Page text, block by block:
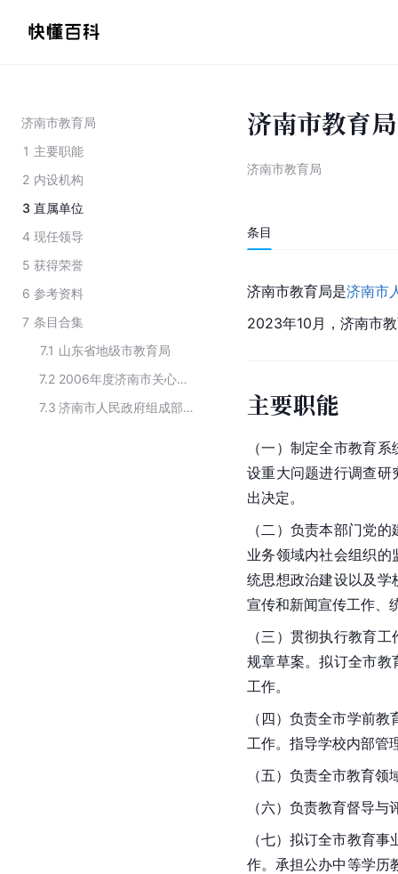
济南市教育局
1 主要职能
2 内设机构
3 直属单位
4 现任领导
5 获得荣誉
6 参考资料
7 条目合集
7.1 山东省地级市教育局
7.2
2006年度济南市关心国防建设“十佳单位”
7.3
济南市人民政府组成部门
济南市教育局
济南市教育局
条目
济南市教育局是济南市
2023年10月，济南市
主要职能
（一）制定全市教育
设重大问题进行调查研
出决定。
（二）负责本部门党的
业务领域内社会组织
统思想政治建设以及学
宣传和新闻宣传工作、
（三）贯彻执行教育
规章草案。拟订全市教
工作。
（四）负责全市学前
工作。指导学校内部管
（五）负责全市教育
（六）负责教育督导
（七）拟订全市教育
作。承担公办中等学历